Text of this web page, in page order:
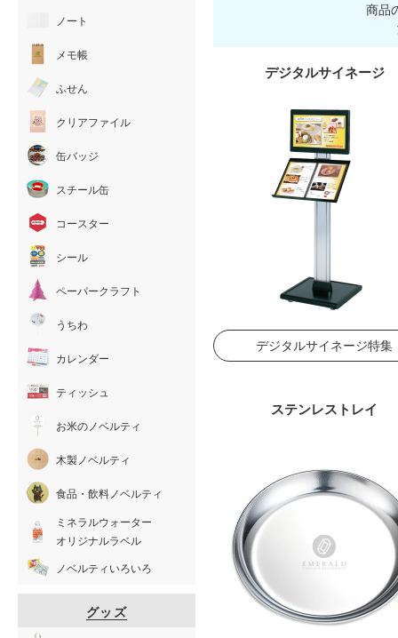
商品
デジタルサイネージ
デジタルサイネージ特集
ステンレストレイ
ノート
メモ帳
ふせん
クリアファイル
缶バッジ
スチール缶
コースター
シール
ペーパークラフト
うちわ
カレンダー
ティッシュ
お米のノベルティ
木製ノベルティ
食品・飲料ノベルティ
ミネラルウォーター
オリジナルラベル
ノベルティいろいろ
グッズ